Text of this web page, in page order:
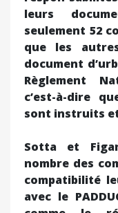
leurs
seulement 52
que les
document
Règlement
c’est-à-dire
sont instruits
Sotta et
nombre des
compatibilité
avec le